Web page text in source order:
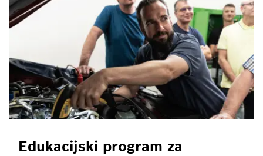
Edukacijski program za